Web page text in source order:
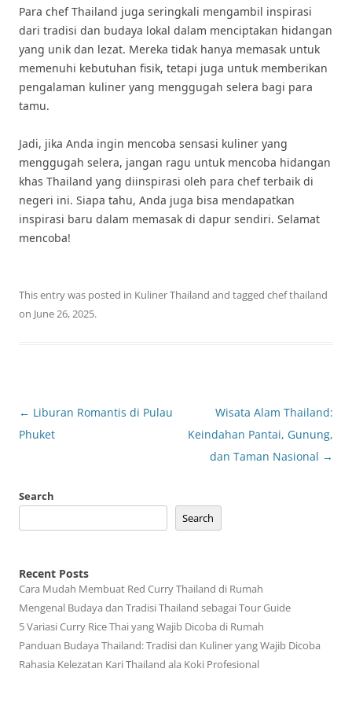
Para chef Thailand juga seringkali mengambil inspirasi
dari tradisi dan budaya lokal dalam menciptakan hidangan
yang unik dan lezat. Mereka tidak hanya memasak untuk
memenuhi kebutuhan fisik, tetapi juga untuk memberikan
pengalaman kuliner yang menggugah selera bagi para
tamu.
Jadi, jika Anda ingin mencoba sensasi kuliner yang
menggugah selera, jangan ragu untuk mencoba hidangan
khas Thailand yang diinspirasi oleh para chef terbaik di
negeri ini. Siapa tahu, Anda juga bisa mendapatkan
inspirasi baru dalam memasak di dapur sendiri. Selamat
mencoba!
This entry was posted in Kuliner Thailand and tagged chef thailand
on June 26, 2025.
Post
navigation
← Liburan Romantis di Pulau
Phuket
Wisata Alam Thailand:
Keindahan Pantai, Gunung,
dan Taman Nasional →
Search
Search
Recent Posts
Cara Mudah Membuat Red Curry Thailand di Rumah
Mengenal Budaya dan Tradisi Thailand sebagai Tour Guide
5 Variasi Curry Rice Thai yang Wajib Dicoba di Rumah
Panduan Budaya Thailand: Tradisi dan Kuliner yang Wajib Dicoba
Rahasia Kelezatan Kari Thailand ala Koki Profesional